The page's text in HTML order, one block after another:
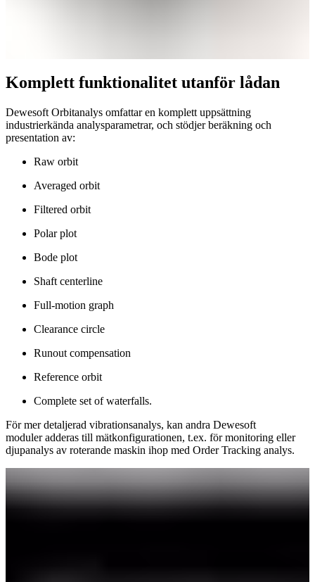
Komplett funktionalitet utanför lådan
Dewesoft Orbitanalys omfattar en komplett uppsättning
industrierkända analysparametrar, och stödjer beräkning och
presentation av:
Raw orbit
Averaged orbit
Filtered orbit
Polar plot
Bode plot
Shaft centerline
Full-motion graph
Clearance circle
Runout compensation
Reference orbit
Complete set of waterfalls.
​​​​​​​För mer detaljerad vibrationsanalys, kan andra Dewesoft
moduler adderas till mätkonfigurationen, t.ex. för monitoring eller
djupanalys av roterande maskin ihop med Order Tracking analys.